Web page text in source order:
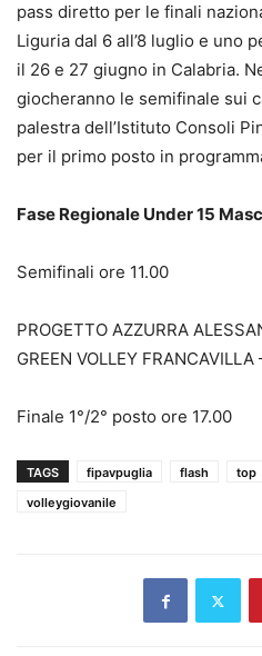
pass diretto per le finali
Liguria dal 6 all’8 luglio e uno
il 26 e 27 giugno in Calabria.
giocheranno le semifinale sui
palestra dell’Istituto Consoli
per il primo posto in
Fase Regionale Under 15
Semifinali ore 11.00
PROGETTO AZZURRA
GREEN VOLLEY
Finale 1°/2° posto ore 17.00
TAGS fipavpuglia flash top
volleygiovanile